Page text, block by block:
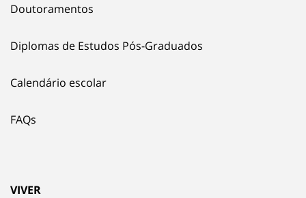
Doutoramentos
Diplomas de Estudos Pós-Graduados
Calendário escolar
FAQs
VIVER